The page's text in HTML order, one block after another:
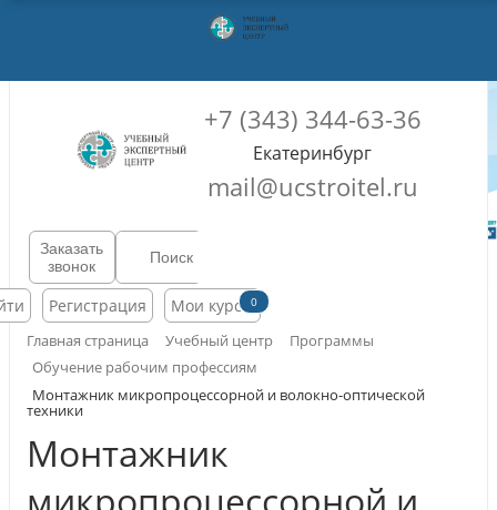
+7 (343) 344-63-36
Екатеринбург
mail@ucstroitel.ru
Заказать
звонок
Регистрация Мои курсы0
Главная страница Учебный центр
Программы
Обучение рабочим профессиям
Монтажник микропроцессорной и волокно-оптической
техники
Монтажник
микропроцессорной и